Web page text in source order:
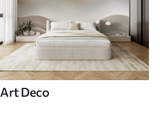
Art Deco